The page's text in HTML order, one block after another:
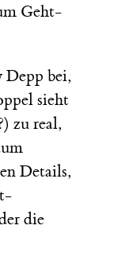
Geht-
Depp bei,
sieht
zu real,
Details,
die